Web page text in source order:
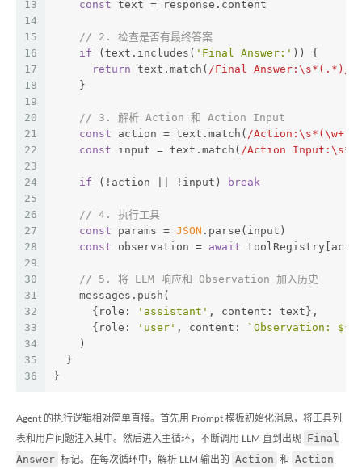
13
14
15
16
17
18
19
20
21
22
23
24
25
26
27
28
29
30
31
32
33
34
35
36
const text = response.content
// 2. 检查是否有最终答案
if (text.includes( 'Final Answer:' )) {
return text.match( /Final Answer:\s*(.*)/
    }
// 3. 解析 Action 和 Action Input
const action = text.match( /Action:\s*(\w+)/
const input = text.match( /Action
if (!action || !input) break
// 4. 执行工具
const params = JSON .parse(input)
const observation = await
// 5. 将 LLM 响应和 Observation 加入历史
    messages.push(
      {role:
'assistant' , content: text},
      {role:
'user' , content: `Observation:
    )
  }
}
Agent 的执行逻辑相对简单直接。首先用 Prompt 模板初始化消息，将工具列
表和用户问题注入其中。然后进入主循环，不断调用 LLM 直到出现
Final
Answer 标记。在每次循环中，解析 LLM 输出的 Action 和 Action